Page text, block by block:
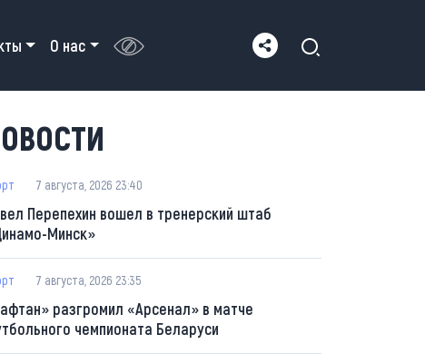
О нас
7 августа, 2026 23:40
Перепехин вошел в тренерский штаб
Минск»
7 августа, 2026 23:35
разгромил «Арсенал» в матче
чемпионата Беларуси